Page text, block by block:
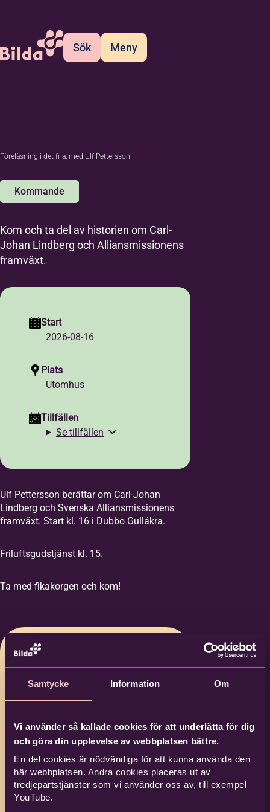
Samtycke Information Om
Vi använder så kallade cookies för att underlätta för dig
och göra din upplevelse av webbplatsen bättre.
En del cookies är nödvändiga för att kunna använda den
här webbplatsen. Andra cookies placeras ut av
tredjepartstjänster som vi använder oss av, till exempel
YouTube.
Sök Meny
Föreläsning i det fria, med Ulf Pettersson
Kommande
Kom och ta del av historien om Carl-
Johan Lindberg och Alliansmissionens
framväxt.
Start
2026-08-16
Plats
Utomhus
Tillfällen
Se tillfällen
Ulf Pettersson berättar om Carl-Johan
Lindberg och Svenska Alliansmissionens
framväxt. Start kl. 16 i Dubbo Gullåkra.
Friluftsgudstjänst kl. 15.
Ta med fikakorgen och kom!